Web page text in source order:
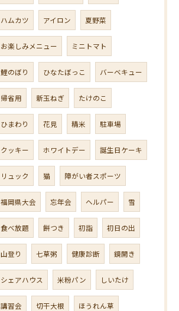
ハムカツ アイロン 夏野菜
お楽しみメニュー ミニトマト
鯉のぼり ひなたぼっこ バーベキュー
帰省用 新玉ねぎ たけのこ
ひまわり 花見 精米 駐車場
クッキー ホワイトデー 誕生日ケーキ
リュック 猫 障がい者スポーツ
福岡県大会 忘年会 ヘルパー 雪
食べ放題 餅つき 初詣 初日の出
山登り 七草粥 健康診断 鏡開き
シェアハウス 米粉パン しいたけ
講習会 切干大根 ほうれん草